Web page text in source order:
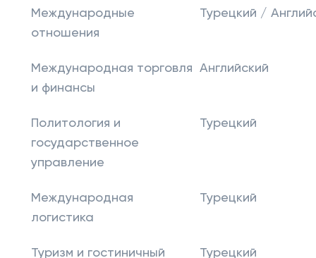
Международные
отношения
Турецкий /
Международная торговля
и финансы
Английский
Политология и
государственное
управление
Турецкий
Международная
логистика
Турецкий
Туризм и гостиничный
Турецкий